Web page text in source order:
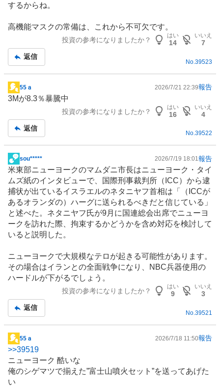
事
するからね。
高機能マスクの常備は、これから不可欠です。
投資の参考になりましたか？
はい
14
いいえ
7
返信
No. 39523
掲
示
事
55ａ 2026/7/21 22:39報告
3Mが8.3％暴騰中
投資の参考になりましたか？
はい
16
いいえ
4
返信
No.39522
掲
示
板
記
事
sou***** 2026/7/19 18:01報告
米東部ニューヨークのマムダニ市長はニューヨーク・タイ
ムズ紙のインタビューで、国際刑事裁判所（ICC）から逮
捕状が出ているイスラエルのネタニヤフ首相は「（ICCが
あるオランダの）ハーグに送られるべきだと信じている」
と述べた。ネタニヤフ氏が9月に国連総会出席でニューヨ
ークを訪れた際、拘束するかどうかを含め対応を検討して
いると説明した。
ニューヨークで大規模なテロが起きる可能性があります。
その場合はイランとの全面戦争になり、NBC兵器使用の
ハードルが下がるでしょう。
投資の参考になりましたか？
はい
9
いいえ
3
返信
No. 39521
掲
示
板
記
事
55ａ 2026/7/18 11:50報告
>>39519
ニューヨーク 酷いな
俺のシゲマツで揃えた”富士山噴火セット”を送ってあげた
い